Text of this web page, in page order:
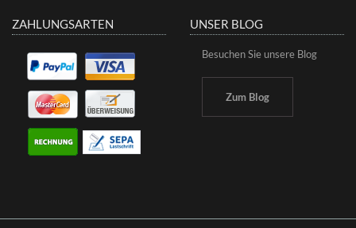
ZAHLUNGSARTEN UNSER BLOG
Besuchen Sie unsere Blog
Zum Blog